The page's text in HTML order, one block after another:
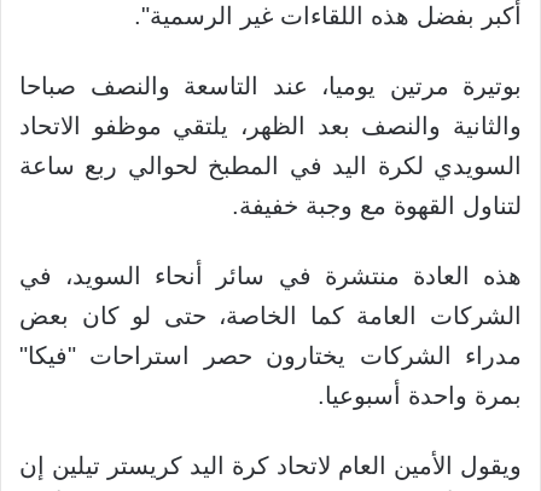
أكبر بفضل هذه اللقاءات غير الرسمية".
بوتيرة مرتين يوميا، عند التاسعة والنصف صباحا
والثانية والنصف بعد الظهر، يلتقي موظفو الاتحاد
السويدي لكرة اليد في المطبخ لحوالي ربع ساعة
لتناول القهوة مع وجبة خفيفة.
هذه العادة منتشرة في سائر أنحاء السويد، في
الشركات العامة كما الخاصة، حتى لو كان بعض
مدراء الشركات يختارون حصر استراحات "فيكا"
بمرة واحدة أسبوعيا.
ويقول الأمين العام لاتحاد كرة اليد كريستر تيلين إن